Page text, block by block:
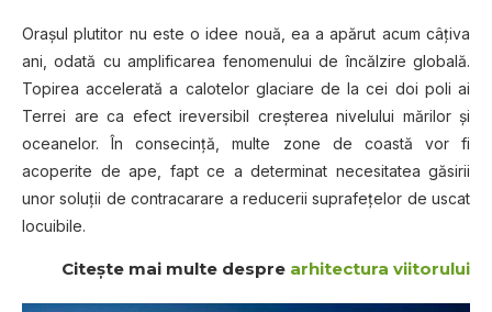
Oraşul plutitor nu este o idee nouă, ea a apărut acum câţiva
ani, odată cu amplificarea fenomenului de încălzire globală.
Topirea accelerată a calotelor glaciare de la cei doi poli ai
Terrei are ca efect ireversibil creşterea nivelului mărilor şi
oceanelor. În consecinţă, multe zone de coastă vor fi
acoperite de ape, fapt ce a determinat necesitatea găsirii
unor soluţii de contracarare a reducerii suprafeţelor de uscat
locuibile.
Citeşte mai multe despre arhitectura viitorului